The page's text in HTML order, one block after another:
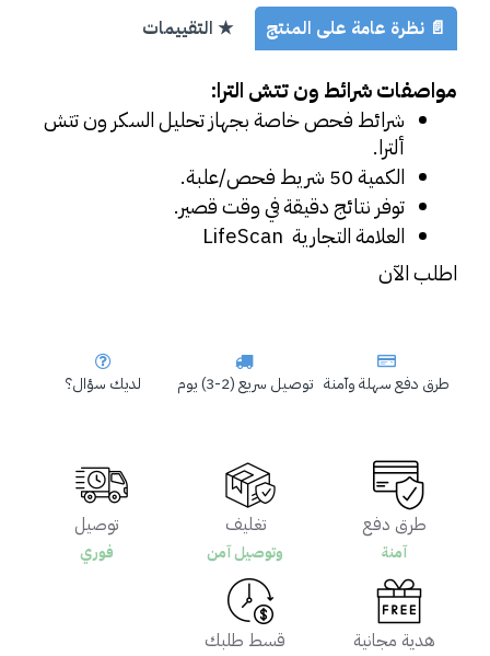
طرق دفع سهلة وآمنة توصيل سريع (2-3) يوم لديك سؤال؟
📄 نظرة عامة على المنتج ★ التقييمات
مواصفات شرائط ون تتش الترا:
ألترا.
الكمية 50 شريط فحص/علبة.
توفر نتائج دقيقة في وقت قصير.
العلامة التجارية  LifeScan
اطلب الآن
طرق دفع
آمنة
تغليف
وتوصيل آمن
توصيل
فوري
هدية مجانية قسط طلبك